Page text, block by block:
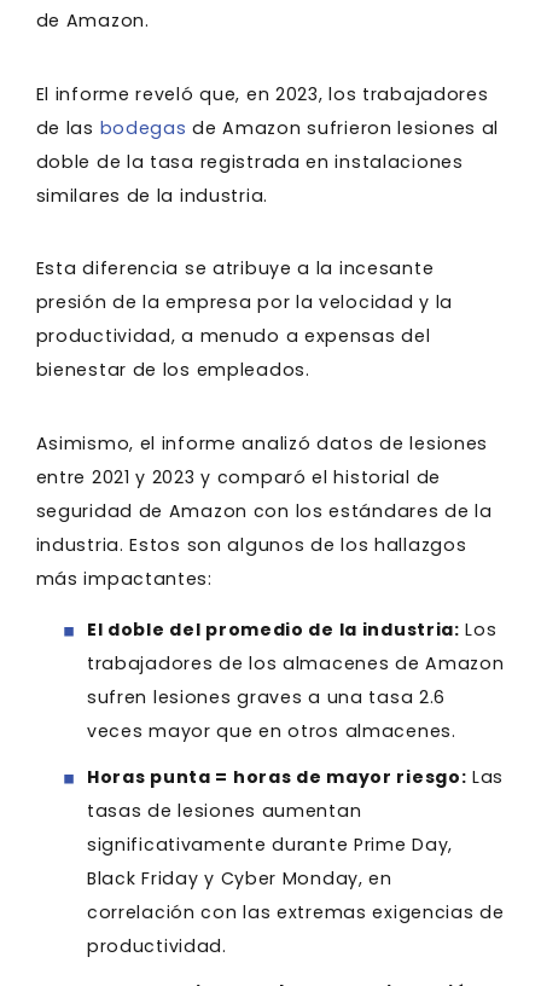
de Amazon.
El informe reveló que, en 2023, los trabajadores
de las bodegas de Amazon sufrieron lesiones al
doble de la tasa registrada en instalaciones
similares de la industria.
Esta diferencia se atribuye a la incesante
presión de la empresa por la velocidad y la
productividad, a menudo a expensas del
bienestar de los empleados.
Asimismo, el informe analizó datos de lesiones
entre 2021 y 2023 y comparó el historial de
seguridad de Amazon con los estándares de la
industria. Estos son algunos de los hallazgos
más impactantes:
El doble del promedio de la industria: Los
trabajadores de los almacenes de Amazon
sufren lesiones graves a una tasa 2.6
veces mayor que en otros almacenes.
Horas punta = horas de mayor riesgo: Las
tasas de lesiones aumentan
significativamente durante Prime Day,
Black Friday y Cyber Monday, en
correlación con las extremas exigencias de
productividad.